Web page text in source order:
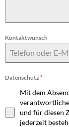
Kontaktwunsch
Datenschutz*
Mit dem
und für diesen
jederzeit